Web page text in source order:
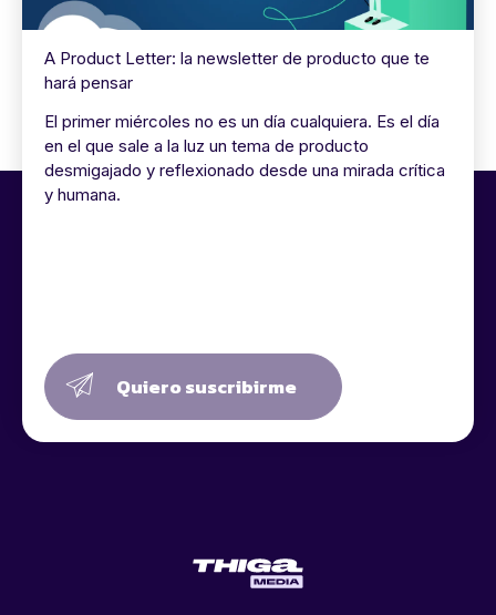
A Product Letter: la newsletter de producto que te
hará pensar
El primer miércoles no es un día cualquiera. Es el día
en el que sale a la luz un tema de producto
desmigajado y reflexionado desde una mirada crítica
y humana.
Quiero suscribirme